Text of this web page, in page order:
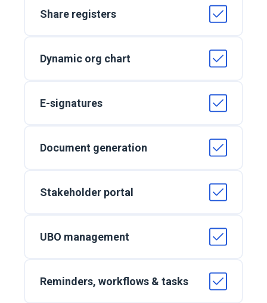
Share registers
Dynamic org chart
E-signatures
Document generation
Stakeholder portal
UBO management
Reminders, workflows & tasks